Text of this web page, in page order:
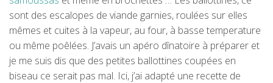
sont des escalopes de viande garnies, roulées sur elles
mêmes et cuites à la vapeur, au four, à basse temperature
ou même poêlées. J’avais un apéro dînatoire à préparer et
je me suis dis que des petites ballottines coupées en
biseau ce serait pas mal. Ici, j’ai adapté une recette de